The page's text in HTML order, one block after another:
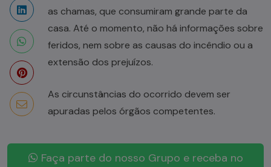
as chamas, que consumiram grande parte da
casa. Até o momento, não há informações sobre
feridos, nem sobre as causas do incêndio ou a
extensão dos prejuízos.
As circunstâncias do ocorrido devem ser
apuradas pelos órgãos competentes.
Faça parte do nosso Grupo e receba no